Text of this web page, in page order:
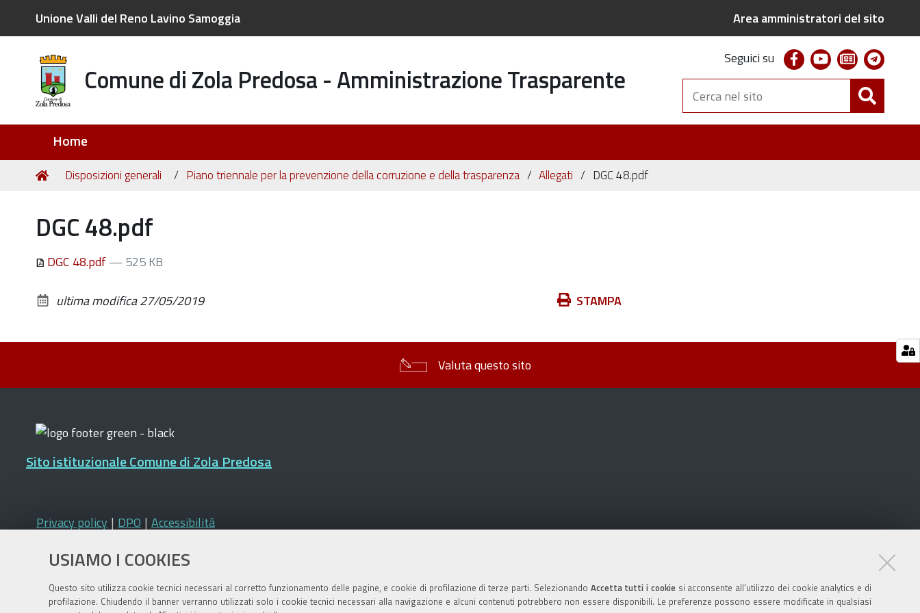
USIAMO I COOKIES
Questo sito utilizza cookie tecnici necessari al corretto funzionamento delle pagine, e cookie di profilazione di terze parti. Selezionando Accetta tutti i cookiesi acconsente all’utilizzo dei cookie analytics e di
profilazione. Chiudendo il banner verranno utilizzati solo i cookie tecnici necessari alla navigazione e alcuni contenuti potrebbero non essere disponibili. Le preferenze possono essere modificate in qualsiasi
Unione Valli del Reno Lavino Samoggia Area amministratori del sito
Comune di Zola Predosa - Amministrazione Trasparente
Seguici su facebookyoutubenewsletter
Cerca
nel
sito
Home
Tu
Home
Disposizioni generali Piano triennale per la prevenzione della corruzione e della trasparenza Allegati DGC 48.pdf
DGC 48.pdf
DGC 48.pdf— 525 KB
Azioni STAMPA
ultima modifica27/05/2019
Valuta questo sito
Sito istituzionale Comune di Zola Predosa
Privacy policy | DPO | Accessibilità